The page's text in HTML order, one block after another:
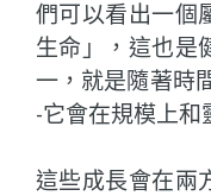
們可以看出一個
生命」，這也是
一，就是隨著時
-它會在規模上和
這些成長會在兩